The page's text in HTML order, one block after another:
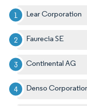
Lear Corporation
Faurecia SE
Continental AG
Denso